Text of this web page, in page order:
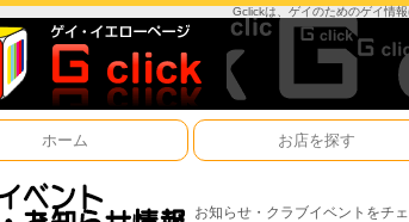
Gclickは、ゲイのためのゲイ情
ホーム お店を探す
お知らせ・クラブイベントをチ